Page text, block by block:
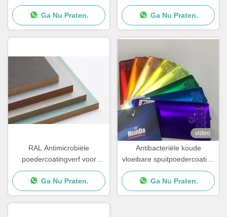
Textured High Heat
Ga Nu Praten.
Poedercoating voor
Betonijzer Stalen Staven
Ga Nu Praten.
RAL Antimicrobiële
poedercoatingverf voor
metaal- en MDF-meubels
Ga Nu Praten.
video
Antibacteriële koude
vloeibare spuitpoedercoating
voedselkwaliteit Zweetvrij
vuil
Ga Nu Praten.